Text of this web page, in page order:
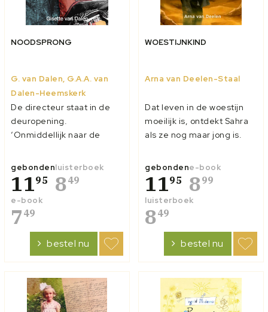
NOODSPRONG
G. van Dalen, G.A.A. van
Dalen-Heemskerk
De directeur staat in de
deuropening.
‘Onmiddellijk naar de
eerste keer dat de
leerlingen en docenten
van de school waar Abia op
zit naar de schuilkelder
moeten. Sinds IS oprukt,
zijn er regelmatig
gevechten. Al...
gebonden
1195
luisterboek
849
e-book
7 49
bestel nu
WOESTIJNKIND
Arna van Deelen-Staal
Dat leven in de woestijn
moeilijk is, ontdekt Sahra
als ze nog maar jong is.
steeds minder water te
vinden in de woestijn van
Somalië. De ene na de
andere geit sterft en ook
de kamelen hebben het
zwaar. Sahra en haar
familie moe...
gebonden
1195
e-book
899
luisterboek
849
bestel nu